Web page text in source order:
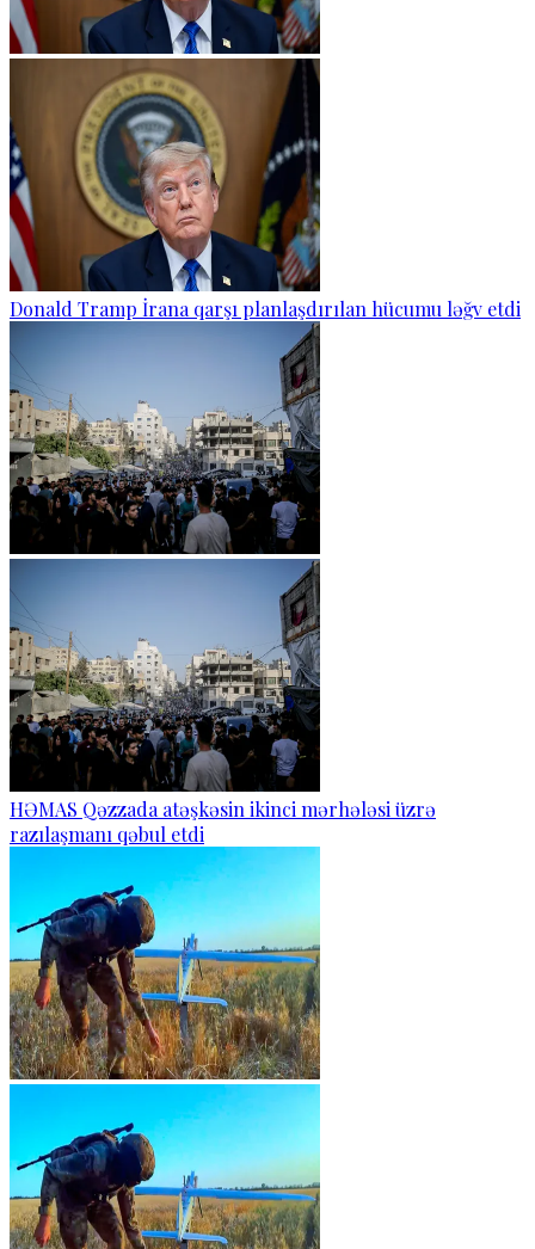
Donald Tramp İrana qarşı planlaşdırılan hücumu ləğv etdi
HƏMAS Qəzzada atəşkəsin ikinci mərhələsi üzrə
razılaşmanı qəbul etdi